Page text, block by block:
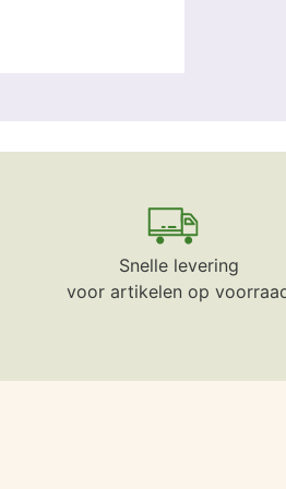
Snelle levering
voor artikelen op